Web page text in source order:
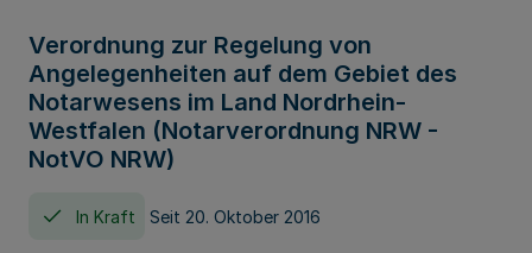
Verordnung zur Regelung von
Angelegenheiten auf dem Gebiet des
Notarwesens im Land Nordrhein-
Westfalen (Notarverordnung NRW -
NotVO NRW)
In Kraft Seit 20. Oktober 2016